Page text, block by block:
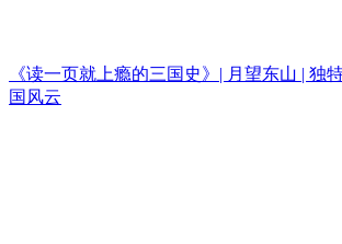
《读一页就上瘾的三国史》| 月望东山 | 独
国风云